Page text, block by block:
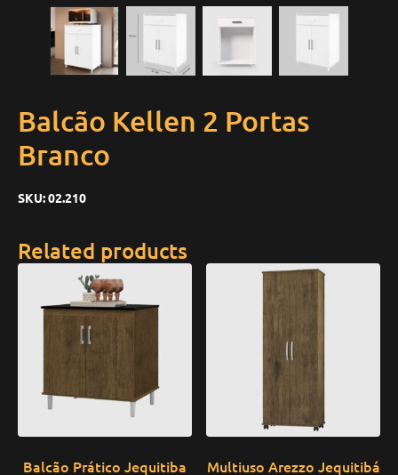
Balcão Kellen 2 Portas
Branco
SKU:02.210
Related products
Balcão Prático Jequitiba Multiuso Arezzo Jequitibá